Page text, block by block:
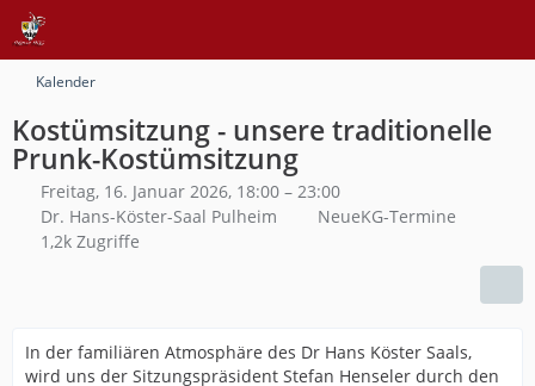
Kalender
Kostümsitzung - unsere traditionelle
Prunk-Kostümsitzung
Freitag, 16. Januar 2026, 18:00 – 23:00
Dr. Hans-Köster-Saal Pulheim
NeueKG-Termine
1,2k Zugriffe
In der familiären Atmosphäre des Dr Hans Köster Saals,
wird uns der Sitzungspräsident Stefan Henseler durch den